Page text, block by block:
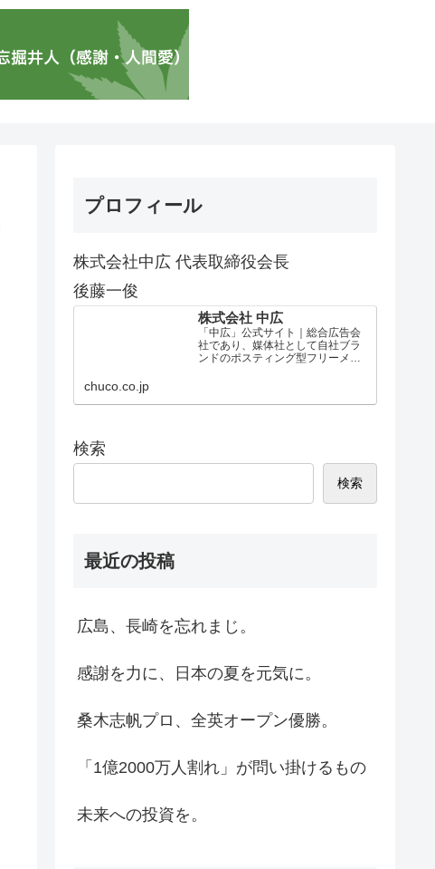
プロフィール
株式会社中広 代表取締役会長
後藤一俊
株式会社 中広
「中広」公式サイト｜総合広告会
社であり、媒体社として自社ブラ
ンドのポスティング型フリーメデ
chuco.co.jp
検索
検索
最近の投稿
広島、長崎を忘れまじ。
感謝を力に、日本の夏を元気に。
桑木志帆プロ、全英オープン優勝。
「1億2000万人割れ」が問い掛けるもの
未来への投資を。